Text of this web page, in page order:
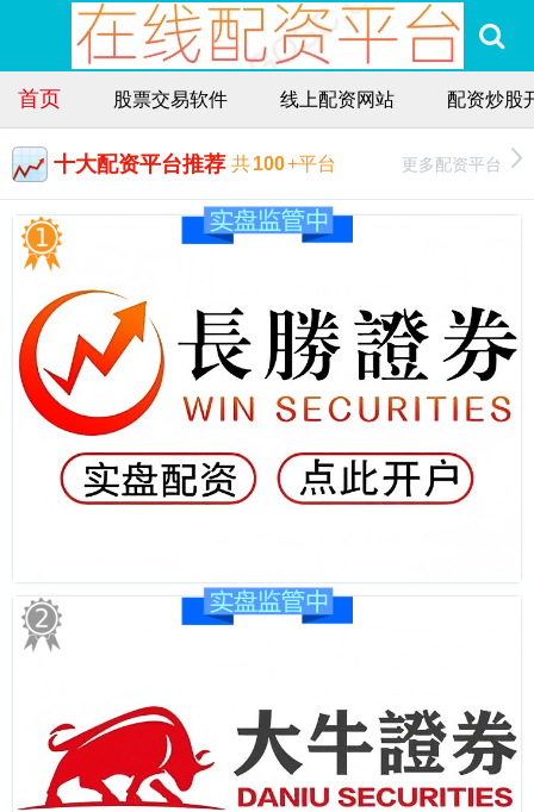
首页 股票交易软件 线上配资网站 配资炒股
十大配资平台推荐 共100+平台 更多配资平台